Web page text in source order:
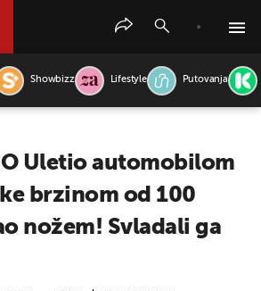
Showbizz Lifestyle Putovanja
Uletio automobilom
brzinom od 100
nožem! Svladali ga